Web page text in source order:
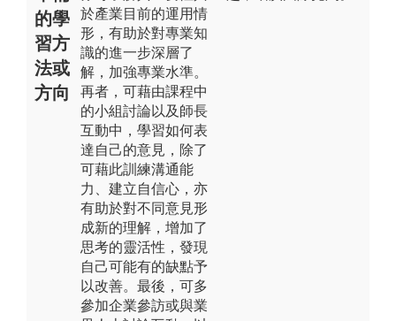
的學
習方
法或
方向
於產業目前的運用情
形，有助於對專業知
識的進一步深層了
解，加強專業水準。
再者，可藉由課程中
的小組討論以及師長
互動中，學習如何表
達自己的意見，除了
可藉此訓練溝通能
力、建立自信心，亦
有助於對不同意見形
成新的理解，增加了
思考的靈活性，發現
自己可能有的缺點予
以改善。最後，可多
參加企業參訪或與業